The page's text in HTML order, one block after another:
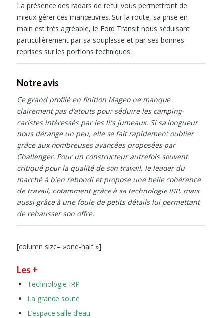
La présence des radars de recul vous permettront de
mieux gérer ces manœuvres. Sur la route, sa prise en
main est très agréable, le Ford Transit nous séduisant
particulièrement par sa souplesse et par ses bonnes
reprises sur les portions techniques.
Notre avis
Ce grand profilé en finition Mageo ne manque
clairement pas d’atouts pour séduire les camping-
caristes intéressés par les lits jumeaux. Si sa longueur
nous dérange un peu, elle se fait rapidement oublier
grâce aux nombreuses avancées proposées par
Challenger. Pour un constructeur autrefois souvent
critiqué pour la qualité de son travail, le leader du
marché à bien rebondi et propose une belle cohérence
de travail, notamment grâce à sa technologie IRP, mais
aussi grâce à une foule de petits détails lui permettant
de rehausser son offre.
[column size= »one-half »]
Les +
Technologie IRP
La grande soute
L’espace salle d’eau